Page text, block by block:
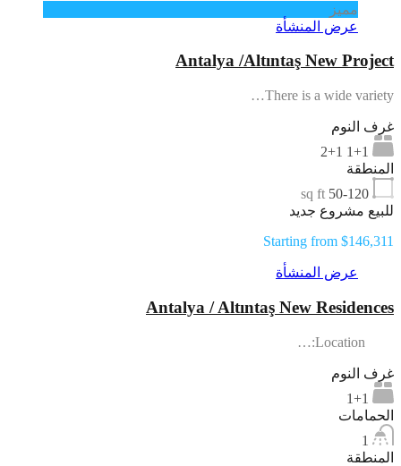
مميز
عرض المنشأة
Antalya /Altıntaş New Project
There is a wide variety…
غرف النوم
1+1 2+1
المنطقة
50-120
sq ft
للبيع مشروع جديد
Starting from $146,311
عرض المنشأة
Antalya / Altıntaş New Residences
غرف النوم
1+1
الحمامات
1
المنطقة